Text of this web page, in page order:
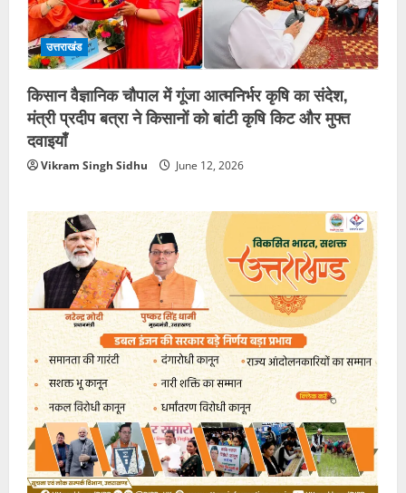
उत्तराखंड
किसान वैज्ञानिक चौपाल में गूंजा आत्मनिर्भर कृषि का संदेश,
मंत्री प्रदीप बत्रा ने किसानों को बांटी कृषि किट और मुफ्त
दवाइयाँ
Vikram Singh Sidhu June 12, 2026